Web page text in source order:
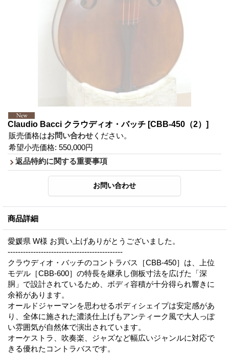
Claudio Bacci クラウディオ・バッチ [CBB-450（2）]
販売価格はお問い合わせ ください。
希望小売価格: 550,000円
返品特約に関する重要事項
商品詳細
愛媛県 W様 お買い上げありがとうございました。
---------------------------------------------
クラウディオ・バッチのコントラバス［CBB-450］は、上位
モデル［CBB-600］の特長を継承し側板寸法を広げた「深
胴」で設計されているため、ボディ容積が十分得られ響きに
余裕があります。
オールドジャーマンを思わせるボディシェイプは安定感があ
り、全体に施された濃淡仕上げもアンティーク風で大人っぽ
い雰囲気が自然体で演出されています。
オーケストラ、吹奏楽、ジャズなど幅広いジャンルに対応で
きる優れたコントラバスです。